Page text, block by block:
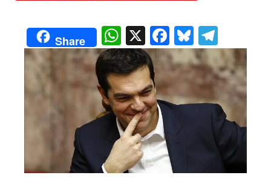
s
A
p
p
e
b
o
o
k
k
y
m
Share
W
h
at
s
A
p
p
X F
a
c
e
b
o
o
k
B
lu
es
k
el
e
g
ra
m